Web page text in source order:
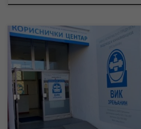
У четвртак 11. новеmбра неће радити
Корисничком центру, као ни наплатна
празника дежуран је број за пријаву
интервенције на јавним мрежама. За
државног празника “Дан примирја у
четвртак 11. новембра, неће […]